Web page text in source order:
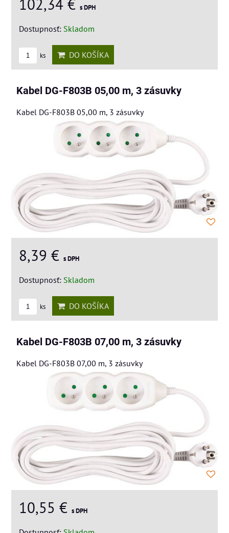
102,34 € s DPH
Dostupnosť: Skladom
ks DO KOŠÍKA
Kabel DG-F803B 05,00 m, 3 zásuvky
Kabel DG-F803B 05,00 m, 3 zásuvky
8,39 € s DPH
Dostupnosť: Skladom
ks DO KOŠÍKA
Kabel DG-F803B 07,00 m, 3 zásuvky
Kabel DG-F803B 07,00 m, 3 zásuvky
10,55 € s DPH